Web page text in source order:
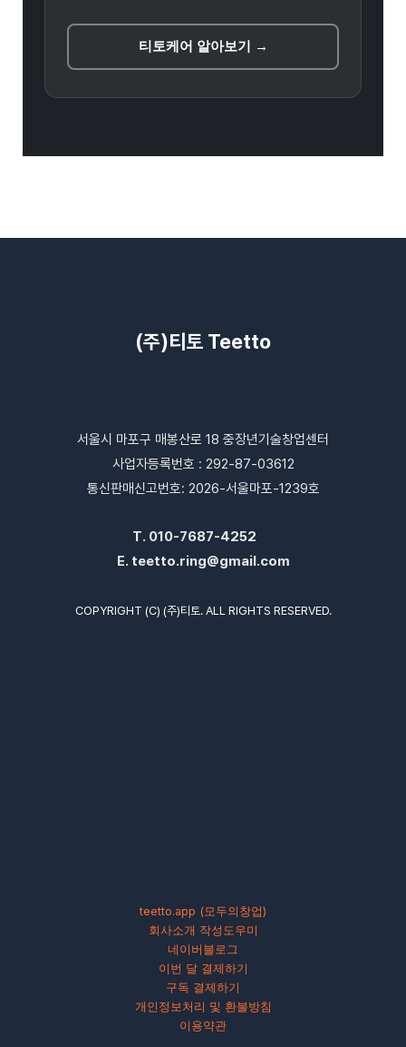
티토케어 알아보기 →
(주)티토 Teetto
서울시 마포구 매봉산로 18 중장년기술창업센터
사업자등록번호 : 292-87-03612
통신판매신고번호: 2026-서울마포-1239호
T. 010-7687-4252
E. teetto.ring@gmail.com
COPYRIGHT (C) (주)티토. ALL RIGHTS RESERVED.
teetto.app (모두의창업)
회사소개 작성도우미
네이버블로그
이번 달 결제하기
구독 결제하기
개인정보처리 및 환불방침
이용약관